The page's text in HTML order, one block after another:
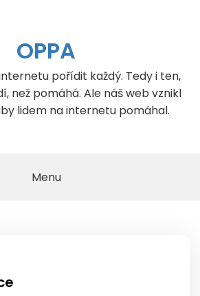
OPPA
pořídit každý. Tedy i ten,
než pomáhá. Ale náš web vznikl
lidem na internetu pomáhal.
Menu